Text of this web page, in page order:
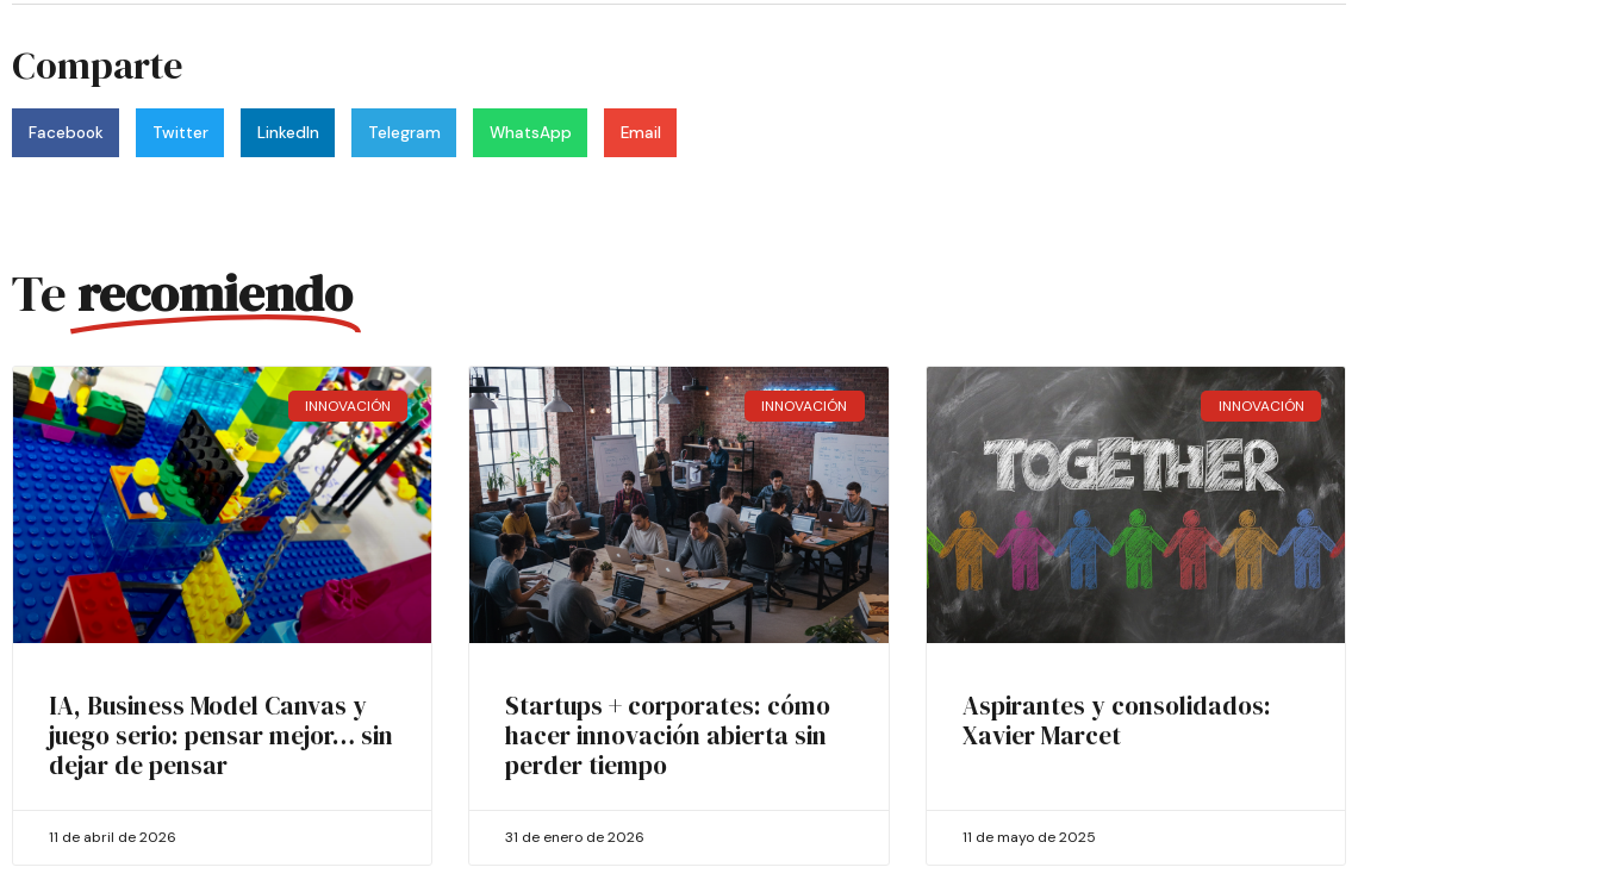
Comparte
Facebook Twitter LinkedIn Telegram WhatsApp Email
Terecomiendo
INNOVACIÓN
IA, Business Model Canvas y
juego serio: pensar mejor… sin
dejar de pensar
11 de abril de 2026
INNOVACIÓN
Startups + corporates: cómo
hacer innovación abierta sin
perder tiempo
31 de enero de 2026
INNOVACIÓN
Aspirantes y consolidados:
Xavier Marcet
11 de mayo de 2025